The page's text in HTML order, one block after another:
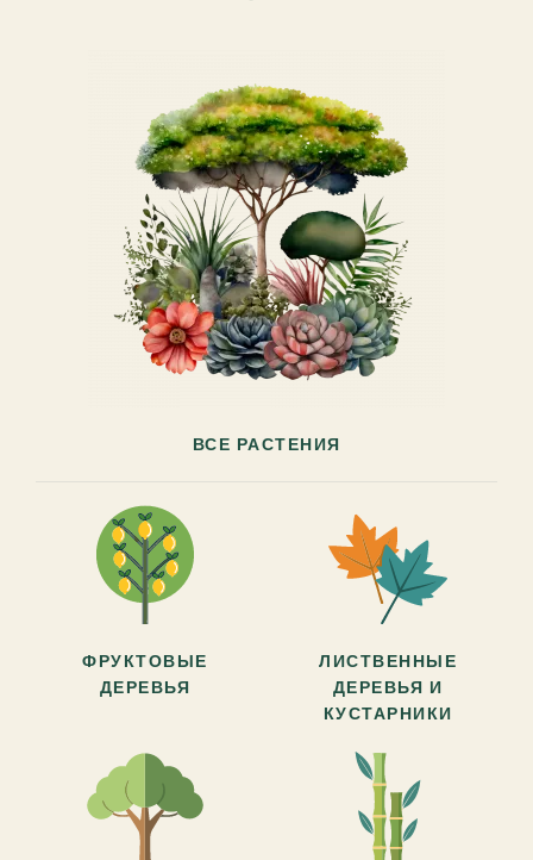
ВСЕ РАСТЕНИЯ
ФРУКТОВЫЕ
ДЕРЕВЬЯ
ЛИСТВЕННЫЕ
ДЕРЕВЬЯ И
КУСТАРНИКИ